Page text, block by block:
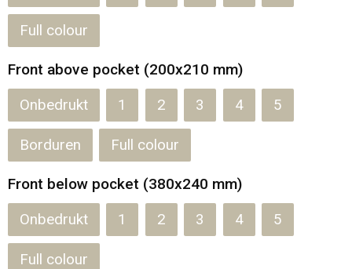
Full colour
Front above pocket (200x210 mm)
Onbedrukt 1 2 3 4 5
Borduren Full colour
Front below pocket (380x240 mm)
Onbedrukt 1 2 3 4 5
Full colour